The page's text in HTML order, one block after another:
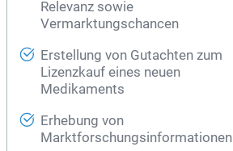
Relevanz sowie
Vermarktungschancen
Erstellung von Gutachten zum
Lizenzkauf eines neuen
Medikaments
Erhebung von
Marktforschungsinformationen